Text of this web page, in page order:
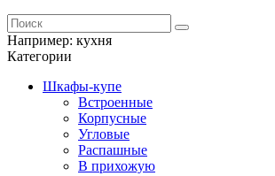
Например: кухня
Категории
Шкафы-купе
Встроенные
Корпусные
Угловые
Распашные
В прихожую